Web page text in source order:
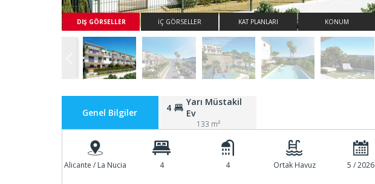
DIŞ GÖRSELLER İÇ GÖRSELLER KAT PLANLARI KONUM
Genel Bilgiler 4
Yarı Müstakil
Ev
133 m²
Alicante / La Nucia 4 4 Ortak Havuz 5 / 2026